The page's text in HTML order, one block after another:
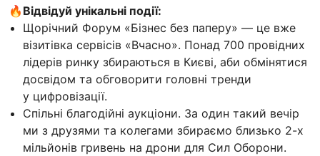
🔥Відвідуй унікальні події:
Щорічний Форум «Бізнес без паперу» — це вже
візитівка сервісів «Вчасно». Понад 700 провідних
лідерів ринку збираються в Києві, аби обмінятися
досвідом та обговорити головні тренди
у цифровізації.
Спільні благодійні аукціони. За один такий вечір
ми з друзями та колегами збираємо близько 2-х
мільйонів гривень на дрони для Сил Оборони.